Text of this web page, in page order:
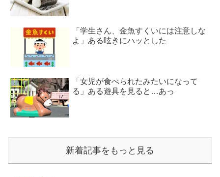
「学生さん、金魚すくいには注意しな
よ」ある呟きにハッとした
「女児が食べられたみたいになって
る」ある遊具を見ると…あっ
新着記事をもっと見る